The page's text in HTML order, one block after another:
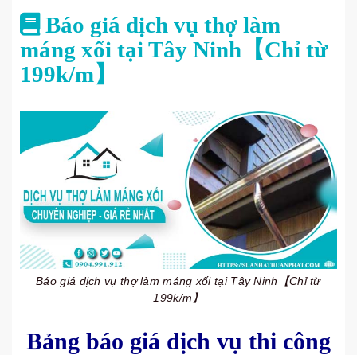
Báo giá dịch vụ thợ làm
máng xối tại Tây Ninh【Chỉ từ
199k/m】
Báo giá dịch vụ thợ làm máng xối tại Tây Ninh【Chỉ từ
199k/m】
Bảng báo giá dịch vụ thi công